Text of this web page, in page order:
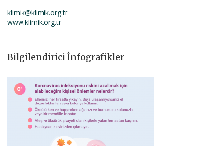
klimik@klimik.org.tr
www.klimik.org.tr
Bilgilendirici İnfografikler